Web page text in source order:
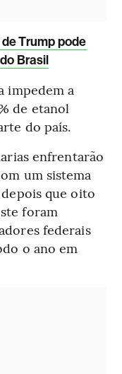
Trump pode
Brasil
impedem a
de etanol
do país.
enfrentarão
um sistema
que oito
foram
federais
o ano em